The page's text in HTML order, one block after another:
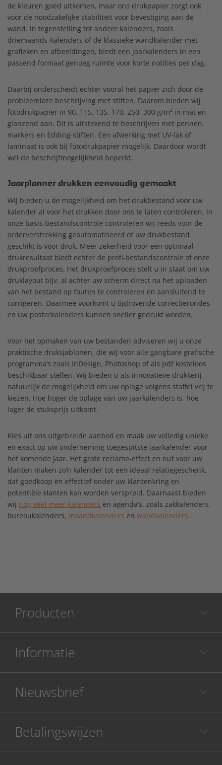
de kleuren goed uitkomen, maar ons drukpapier zorgt ook
voor de noodzakelijke stabiliteit voor bevestiging aan de
wand. In tegenstelling tot andere kalenders, zoals
driemaands-kalenders of de klassieke wandkalender met
grafieken en afbeeldingen, biedt een jaarkalenders in een
passend formaat genoeg ruimte voor korte notities per dag.
Daarbij onderscheidt echter vooral het papier zich door de
probleemloze beschrijving met stiften. Daarom bieden wij
fotodrukpapier in 90, 115, 135, 170, 250, 300 g/m² in mat en
glanzend aan. Dit is uitstekend te beschrijven met pennen,
markers en Edding-stiften. Een afwerking met UV-lak of
laminaat is ook bij fotodrukpapier mogelijk. Daardoor wordt
wel de beschrijfmogelijkheid beperkt.
Jaarplanner drukken eenvoudig gemaakt
Wij bieden u de mogelijkheid om het drukbestand voor uw
kalender al voor het drukken door ons te laten controleren. In
onze basis-bestandscontrole controleren wij reeds voor de
orderverstrekking geautomatiseerd of uw drukbestand
geschikt is voor druk. Meer zekerheid voor een optimaal
drukresultaat biedt echter de profi-bestandscontrole of onze
drukproefproces. Het drukproefproces stelt u in staat om uw
druklayout bijv. al achter uw scherm direct na het uploaden
van het bestand op fouten te controleren en aansluitend te
corrigeren. Daarmee voorkomt u tijdrovende correctierondes
en uw posterkalenders kunnen sneller gedrukt worden.
Voor het opmaken van uw bestanden adviseren wij u onze
praktische druksjablonen, die wij voor alle gangbare grafische
programma’s zoals InDesign, Photoshop of als pdf kosteloos
beschikbaar stellen. Wij bieden u als innovatieve drukkerij
natuurlijk de mogelijkheid om uw oplage volgens staffel vrij te
kiezen. Hoe hoger de oplage van uw jaarkalenders is, hoe
lager de stuksprijs uitkomt.
Kies uit ons uitgebreide aanbod en maak uw volledig unieke
en exact op uw onderneming toegespitste jaarkalender voor
het komende jaar. Het grote reclame-effect en nut voor uw
klanten maken zo’n kalender tot een ideaal relatiegeschenk,
dat goedkoop en effectief onder uw klantenkring en
potentiële klanten kan worden verspreid. Daarnaast bieden
wij nog veel meer kalenders en agenda’s, zoals zakkalenders,
bureaukalenders, maandkalenders en wandkalenders.
Producten
Informatie
Nieuwsbrief
Betalingswijzen